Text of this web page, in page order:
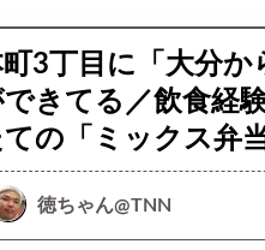
3丁目に「大分
できてる／飲食経
ての「ミックス弁
徳ちゃん@TNN